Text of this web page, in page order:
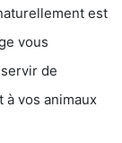
est
vous
de
à vos animaux